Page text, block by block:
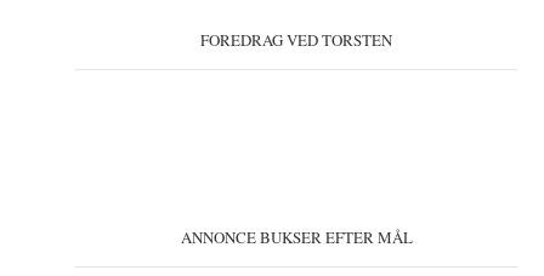
FOREDRAG VED TORSTEN
ANNONCE BUKSER EFTER MÅL